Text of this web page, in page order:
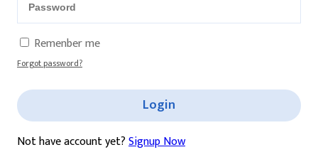
Remenber me
Forgot password?
Login
Not have account yet?Signup Now